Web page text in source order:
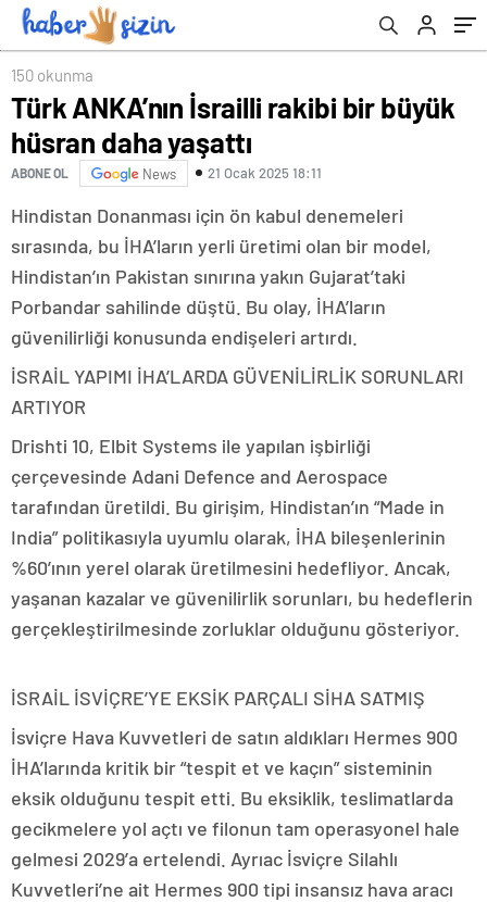
150 okunma
Türk ANKA’nın İsrailli rakibi bir büyük
hüsran daha yaşattı
ABONE OL News 21 Ocak 2025 18:11
Hindistan Donanması için ön kabul denemeleri
sırasında, bu İHA’ların yerli üretimi olan bir model,
Hindistan’ın Pakistan sınırına yakın Gujarat’taki
Porbandar sahilinde düştü. Bu olay, İHA’ların
güvenilirliği konusunda endişeleri artırdı.
İSRAİL YAPIMI İHA’LARDA GÜVENİLİRLİK SORUNLARI
ARTIYOR
Drishti 10, Elbit Systems ile yapılan işbirliği
çerçevesinde Adani Defence and Aerospace
tarafından üretildi. Bu girişim, Hindistan’ın “Made in
India” politikasıyla uyumlu olarak, İHA bileşenlerinin
%60’ının yerel olarak üretilmesini hedefliyor. Ancak,
yaşanan kazalar ve güvenilirlik sorunları, bu hedeflerin
gerçekleştirilmesinde zorluklar olduğunu gösteriyor.
İSRAİL İSVİÇRE’YE EKSİK PARÇALI SİHA SATMIŞ
İsviçre Hava Kuvvetleri de satın aldıkları Hermes 900
İHA’larında kritik bir “tespit et ve kaçın” sisteminin
eksik olduğunu tespit etti. Bu eksiklik, teslimatlarda
gecikmelere yol açtı ve filonun tam operasyonel hale
gelmesi 2029’a ertelendi. Ayrıac İsviçre Silahlı
Kuvvetleri’ne ait Hermes 900 tipi insansız hava aracı